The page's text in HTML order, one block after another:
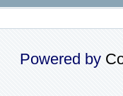
Powered by